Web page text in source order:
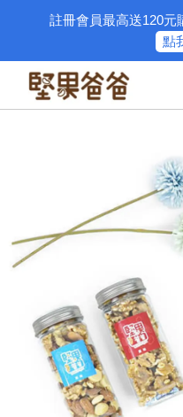
註冊會員最高送120元
點